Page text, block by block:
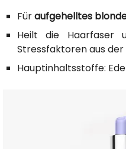
Füraufgehelltes
Heilt die Haarfaser
Stressfaktoren aus
Hauptinhaltsstoffe: